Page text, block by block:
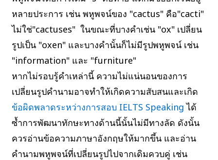
หลายประการ เช่น พหูพจน์ของ "cactus" คือ"cacti"
ไม่ใช่"cactuses" ในขณะที่บางคำเช่น "ox" เปลี่ยน
รูปเป็น "oxen" และบางคำนั้นก็ไม่มีรูปพหูพจน์ เช่น
"information" และ "furniture"
หากไม่รอบรู้คำเหล่านี้ ความไม่แน่นอนของการ
เปลี่ยนรูปคำนามอาจทำให้เกิดความสับสนและเกิด
ข้อผิดพลาดระหว่างการสอบ IELTS Speaking ได้
ซ้ำการพัฒนาทักษะทางด้านนี้นั้นไม่มีทางลัด ดังนั้น
ควรอ่านข้อความภาษาอังกฤษให้มากขึ้น และอ่าน
คำนามพหูพจน์ที่เปลี่ยนรูปไปจากเดิมควบคู่ เช่น